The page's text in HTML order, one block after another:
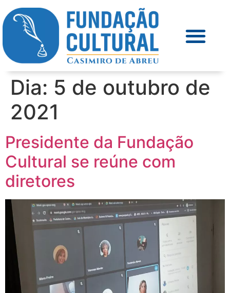
Dia: 5 de outubro de
2021
Presidente da Fundação
Cultural se reúne com
diretores